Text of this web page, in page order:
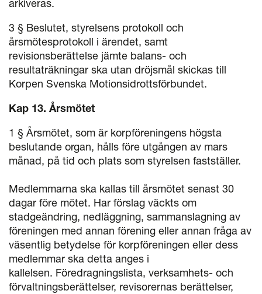
arkiveras.
3 § Beslutet, styrelsens protokoll och
årsmötesprotokoll i ärendet, samt
revisionsberättelse jämte balans- och
resultaträkningar ska utan dröjsmål skickas till
Korpen Svenska Motionsidrotts­förbundet.
Kap 13. Årsmötet
1 § Årsmötet, som är korpföreningens högsta
beslutande organ, hålls före utgången av mars
månad, på tid och plats som styrelsen fastställer.
Medlemmarna ska kallas till årsmötet senast 30
dagar före mötet. Har förslag väckts om
stadgeändring, nedläggning, sammanslagning av
föreningen med annan förening eller annan fråga av
väsentlig betydelse för korpföreningen eller dess
medlemmar ska detta anges i
kallelsen. Föredragningslista, verksamhets- och
förvaltningsberättelser, revisorernas berättelser,